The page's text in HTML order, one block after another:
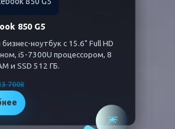
🎆
850 G5
ноутбук с 15.6" Full HD
i5-7300U процессором, 8
и SSD 512 ГБ.
700₴